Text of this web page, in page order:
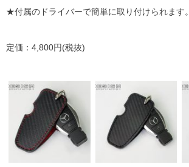
★付属のドライバーで簡単に取り付けられます。
定価：4,800円(税抜)